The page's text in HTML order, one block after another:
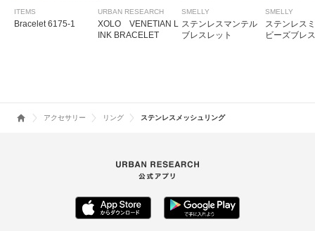
ITEMS
Bracelet 6175-1
URBAN RESEARCH
XOLO VENETIAN L
INK BRACELET
SMELLY
ステンレスマンテル
ブレスレット
SMELLY
ステンレス
ビーズブレ
アクセサリー リング ステンレスメッシュリング